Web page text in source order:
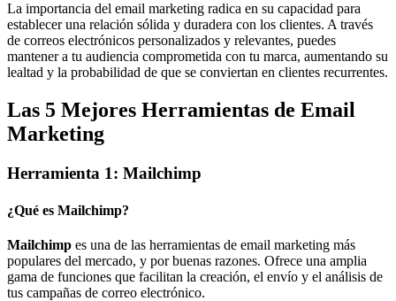
La importancia del email marketing radica en su capacidad para
establecer una relación sólida y duradera con los clientes. A través
de correos electrónicos personalizados y relevantes, puedes
mantener a tu audiencia comprometida con tu marca, aumentando su
lealtad y la probabilidad de que se conviertan en clientes recurrentes.
Las 5 Mejores Herramientas de Email
Marketing
Herramienta 1: Mailchimp
¿Qué es Mailchimp?
Mailchimp es una de las herramientas de email marketing más
populares del mercado, y por buenas razones. Ofrece una amplia
gama de funciones que facilitan la creación, el envío y el análisis de
tus campañas de correo electrónico.